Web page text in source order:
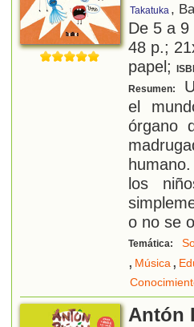
Takatuka ,
De 5 a
48 p.;
papel;
Resumen:
el
órgano
los
o no se
Temática:
, Música,
Antón